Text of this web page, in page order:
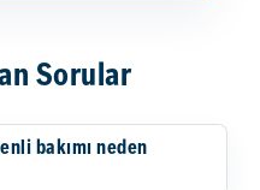
Sorular
bakımı neden